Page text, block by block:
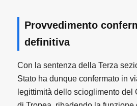
Provvedimento
definitiva
Con la sentenza della Terza
Stato ha dunque confermato in
legittimità dello scioglimento del